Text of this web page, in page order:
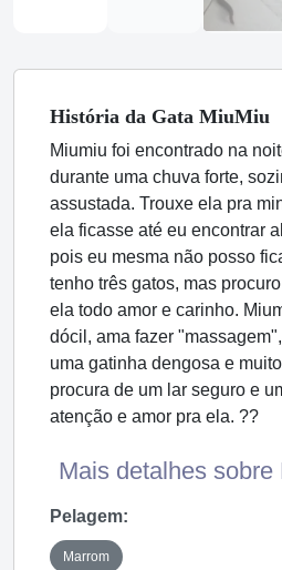
História da Gata MiuMiu
Miumiu foi encontrado na
durante uma chuva forte,
assustada. Trouxe ela pra
ela ficasse até eu encontrar
pois eu mesma não posso
tenho três gatos, mas
ela todo amor e carinho.
dócil, ama fazer
uma gatinha dengosa e
procura de um lar seguro e
atenção e amor pra ela. ??
Mais detalhes sobre
Pelagem:
Marrom